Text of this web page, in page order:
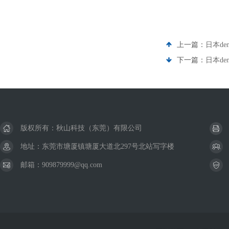
上一篇： 日本
下一篇： 日本
版权所有：秋山科技（东莞）有限公司
地址：东莞市塘厦镇塘厦大道北297号北站写字楼
邮箱：909879999@qq.com